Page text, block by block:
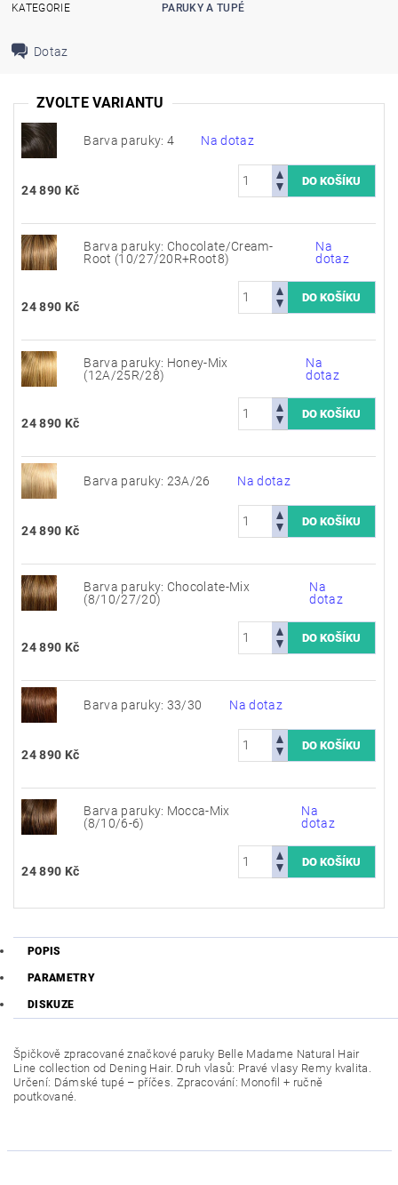
KATEGORIE
PARUKY A TUPÉ
Dotaz
ZVOLTE VARIANTU
Barva paruky: 4 Na dotaz
24 890 Kč
Barva paruky: Chocolate/Cream-
Root (10/27/20R+Root8)
Na
dotaz
24 890 Kč
Barva paruky: Honey-Mix
(12A/25R/28)
Na
dotaz
24 890 Kč
Barva paruky: 23A/26 Na dotaz
24 890 Kč
Barva paruky: Chocolate-Mix
(8/10/27/20)
Na
dotaz
24 890 Kč
Barva paruky: 33/30 Na dotaz
24 890 Kč
Barva paruky: Mocca-Mix
(8/10/6-6)
Na
dotaz
24 890 Kč
POPIS
PARAMETRY
DISKUZE
Špičkově zpracované značkové paruky Belle Madame Natural Hair
Line collection od Dening Hair. Druh vlasů: Pravé vlasy Remy kvalita.
Určení: Dámské tupé – příčes. Zpracování: Monofil + ručně
poutkované.